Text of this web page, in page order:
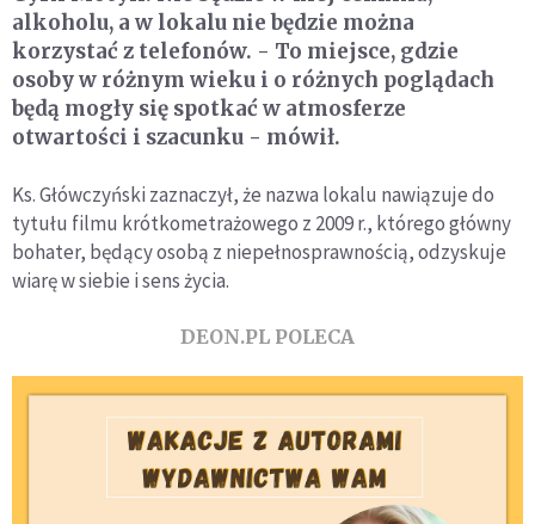
alkoholu, a w lokalu nie będzie można
korzystać z telefonów. - To miejsce, gdzie
osoby w różnym wieku i o różnych poglądach
będą mogły się spotkać w atmosferze
otwartości i szacunku - mówił.
Ks. Główczyński zaznaczył, że nazwa lokalu nawiązuje do
tytułu filmu krótkometrażowego z 2009 r., którego główny
bohater, będący osobą z niepełnosprawnością, odzyskuje
wiarę w siebie i sens życia.
DEON.PL POLECA